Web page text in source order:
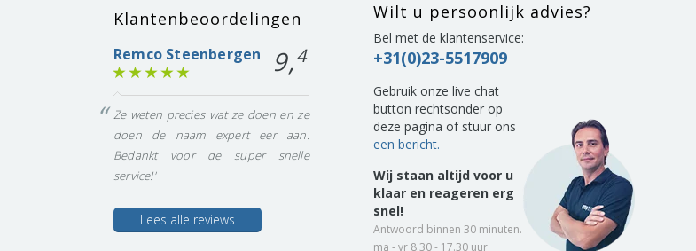
Klantenbeoordelingen
Remco Steenbergen 9,4
Ze weten precies wat ze doen en ze
doen de naam expert eer aan.
Bedankt voor de super snelle
service!'
Lees alle reviews
Wilt u persoonlijk advies?
Bel met de klantenservice:
+31(0)23-5517909
Gebruik onze live chat
button rechtsonder op
deze pagina of stuur ons
een bericht.
Wij staan altijd voor u
klaar en reageren erg
snel!
Antwoord binnen 30 minuten.
ma - vr 8.30 - 17.30 uur